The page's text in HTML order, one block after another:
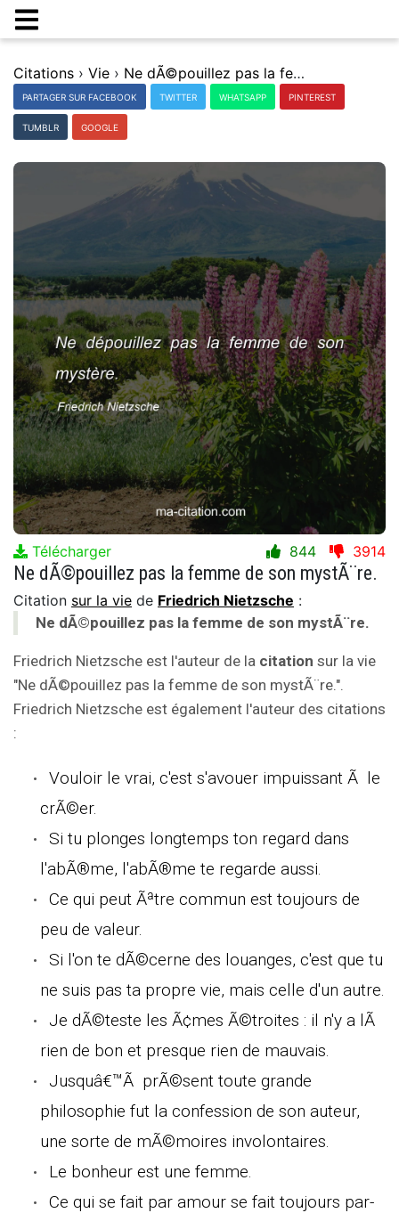
Citations › Vie › Ne dÃ©pouillez pas la femme de son mystÃ¨re.
PARTAGER SUR FACEBOOK TWITTER WHATSAPP PINTEREST
TUMBLR GOOGLE
Télécharger 844 3914
Ne dÃ©pouillez pas la femme de son mystÃ¨re.
Citation sur la vie de Friedrich Nietzsche :
Ne dÃ©pouillez pas la femme de son mystÃ¨re.
Friedrich Nietzsche est l'auteur de la citation sur la vie
"Ne dÃ©pouillez pas la femme de son mystÃ¨re.".
Friedrich Nietzsche est également l'auteur des citations
:
Vouloir le vrai, c'est s'avouer impuissant Ã le
crÃ©er.
Si tu plonges longtemps ton regard dans
l'abÃ®me, l'abÃ®me te regarde aussi.
Ce qui peut Ãªtre commun est toujours de
peu de valeur.
Si l'on te dÃ©cerne des louanges, c'est que tu
ne suis pas ta propre vie, mais celle d'un autre.
Je dÃ©teste les Ã¢mes Ã©troites : il n'y a lÃ
rien de bon et presque rien de mauvais.
Jusquâ€™Ã prÃ©sent toute grande
philosophie fut la confession de son auteur,
une sorte de mÃ©moires involontaires.
Le bonheur est une femme.
Ce qui se fait par amour se fait toujours par-